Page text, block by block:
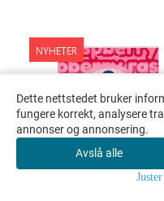
NYHETER
Dette nettstedet bruker
fungere korrekt, analysere
annonser og annonsering.
Avslå alle